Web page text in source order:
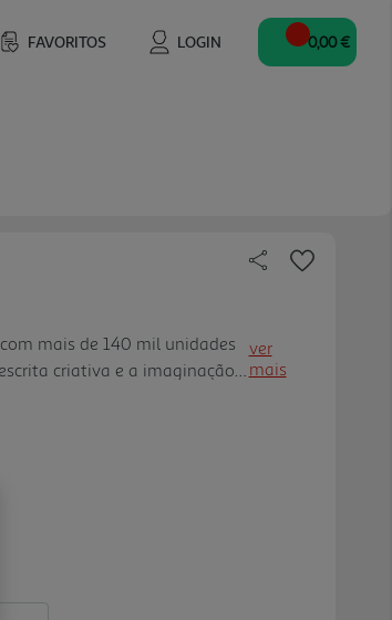
FAVORITOS LOGIN 0,00 €
mais de 140 mil unidades
criativa e a imaginação.
os mais novos a escreverem
ver
mais